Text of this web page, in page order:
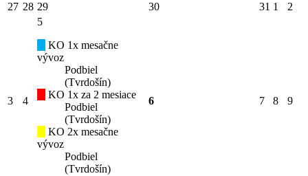
27 28 29 30 31 1 2
3 4
5
KO 1x mesačne
vývoz
Podbiel
(Tvrdošín)
KO 1x za 2 mesiace
Podbiel
(Tvrdošín)
KO 2x mesačne
vývoz
Podbiel
(Tvrdošín)
6 7 8 9